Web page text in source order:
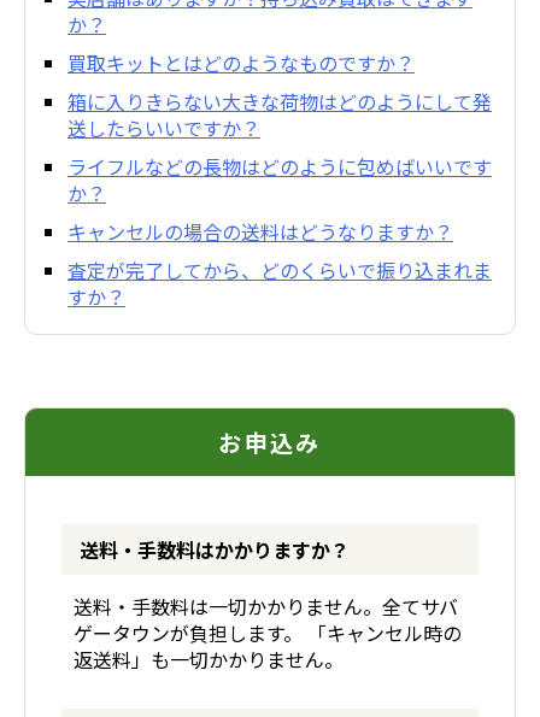
か？
買取キットとはどのようなものですか？
箱に入りきらない大きな荷物はどのようにして発
送したらいいですか？
ライフルなどの長物はどのように包めばいいです
か？
キャンセルの場合の送料はどうなりますか？
査定が完了してから、どのくらいで振り込まれま
すか？
お申込み
送料・手数料はかかりますか？
送料・手数料は一切かかりません。全てサバ
ゲータウンが負担します。 「キャンセル時の
返送料」も一切かかりません。